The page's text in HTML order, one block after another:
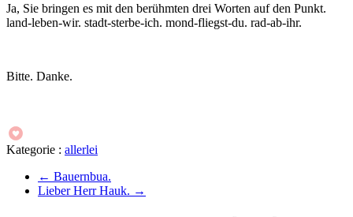
Ja, Sie bringen es mit den berühmten drei Worten auf den Punkt.
land-leben-wir. stadt-sterbe-ich. mond-fliegst-du. rad-ab-ihr.
Bitte. Danke.
Kategorie : allerlei
← Bauernbua.
Lieber Herr Hauk. →